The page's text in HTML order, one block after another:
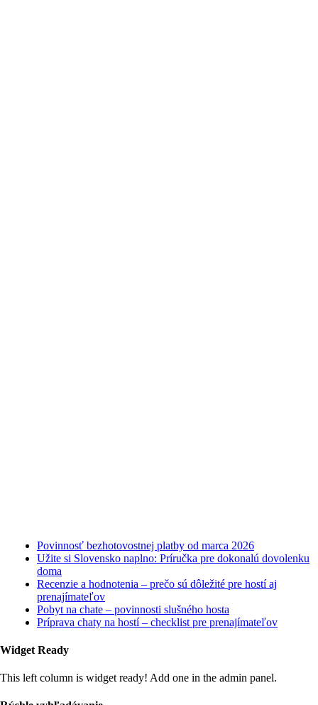
Povinnosť bezhotovostnej platby od marca 2026
Užite si Slovensko naplno: Príručka pre dokonalú dovolenku
doma
Recenzie a hodnotenia – prečo sú dôležité pre hostí aj
prenajímateľov
Pobyt na chate – povinnosti slušného hosta
Príprava chaty na hostí – checklist pre prenajímateľov
Widget Ready
This left column is widget ready! Add one in the admin panel.